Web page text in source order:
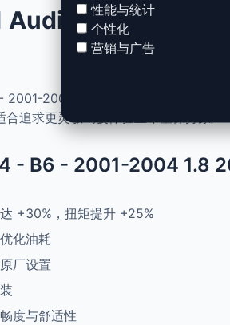
Audi A4 - B6 -
2004 1.8 20 VT - 163ch 的
追求更灵敏驾驶体验且希望保持原厂
- B6 - 2001-2004 1.8
+30%，扭矩提升 +25%
化油耗
厂设置
度与舒适性
性能与统计
个性化
营销与广告